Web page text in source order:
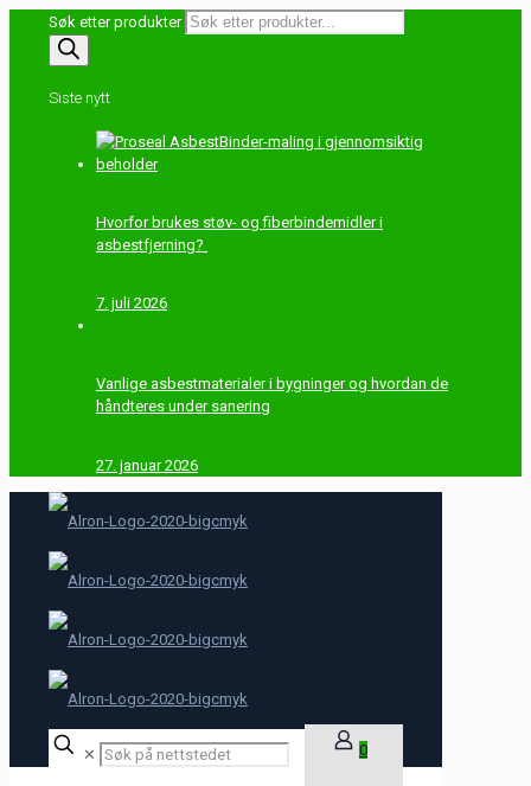
Søk etter produkter
Siste nytt
Hvorfor brukes støv- og fiberbindemidler i
asbestfjerning?
7. juli 2026
Vanlige asbestmaterialer i bygninger og hvordan de
håndteres under sanering
27. januar 2026
0
✕